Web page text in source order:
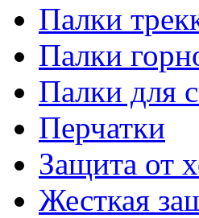
Палки
Палки
Палки для
Перчатки
Защита от
Жесткая